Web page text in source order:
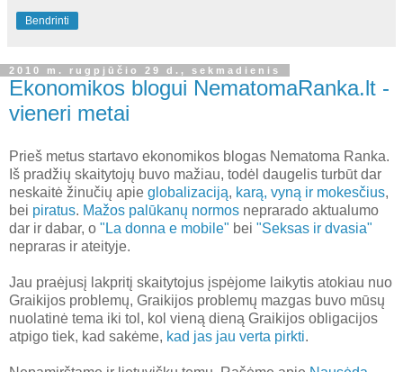
Bendrinti
2010 m. rugpjūčio 29 d., sekmadienis
Ekonomikos blogui NematomaRanka.lt -
vieneri metai
Prieš metus startavo ekonomikos blogas Nematoma Ranka.
Iš pradžių skaitytojų buvo mažiau, todėl daugelis turbūt dar
neskaitė žinučių apie globalizaciją, karą, vyną ir mokesčius,
bei piratus. Mažos palūkanų normos neprarado aktualumo
dar ir dabar, o "La donna e mobile" bei "Seksas ir dvasia"
nepraras ir ateityje.
Jau praėjusį lakpritį skaitytojus įspėjome laikytis atokiau nuo
Graikijos problemų, Graikijos problemų mazgas buvo mūsų
nuolatinė tema iki tol, kol vieną dieną Graikijos obligacijos
atpigo tiek, kad sakėme, kad jas jau verta pirkti.